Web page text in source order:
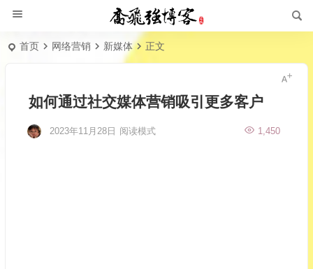
首页 网络营销 新媒体 正文
如何通过社交媒体营销吸引更多客户
2023年11月28日 1,450
阅读模式